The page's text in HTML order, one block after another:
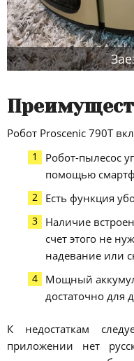
Робот Proscenic 790T
Робот-пылесос
помощью
Есть функция
Наличие
счет этого не
надевание или
Мощный
достаточно для
К недостаткам
приложении нет